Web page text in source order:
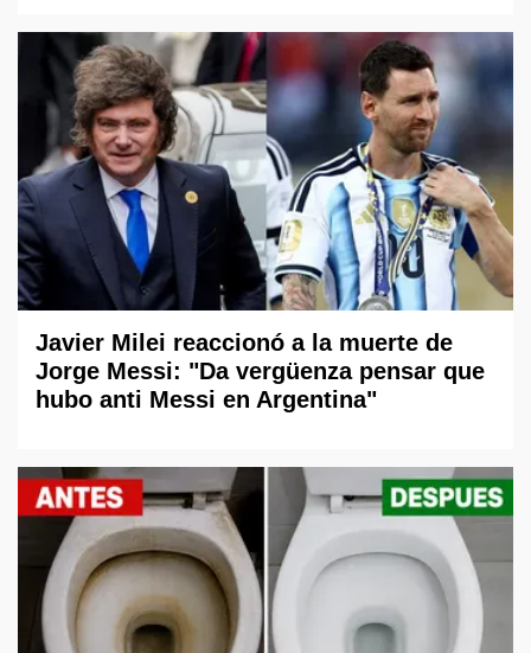
Javier Milei reaccionó a la muerte de
Jorge Messi: "Da vergüenza pensar que
hubo anti Messi en Argentina"